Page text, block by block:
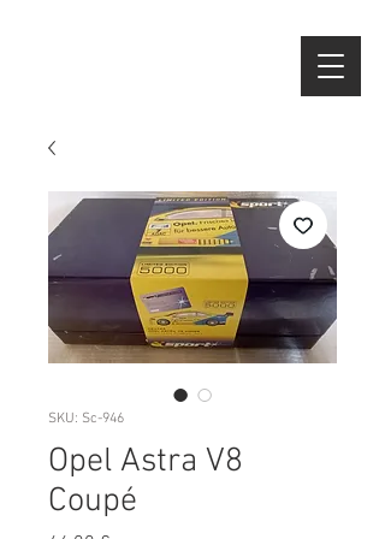
SKU: Sc-946
Opel Astra V8
Coupé